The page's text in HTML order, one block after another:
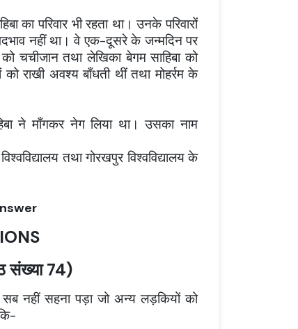
का परिवार भी रहता था। उनके परिवारों
नहीं था। वे एक-दूसरे के जन्मदिन पर
चचीजान तथा लेखिका बेगम साहिबा को
राखी अवश्य बाँधती थीं तथा मोहर्रम के
ने माँगकर नेग लिया था। उसका नाम
तथा गोरखपुर विश्वविद्यालय के
संख्या 74)
नहीं सहना पड़ा जो अन्य लड़कियों को